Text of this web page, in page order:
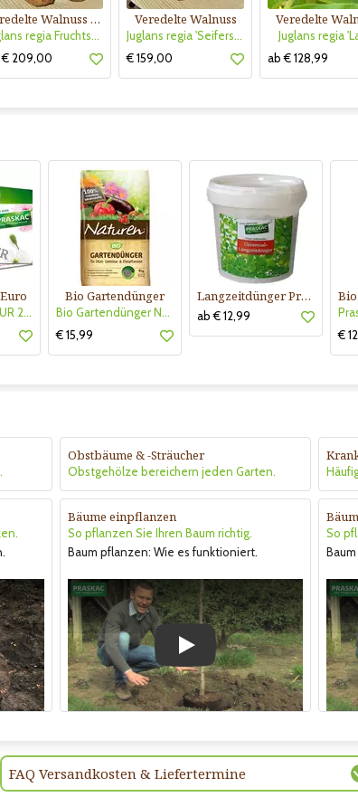
Veredelte Walnuss - großfrüchtig
Juglans regia Fruchtsorte
€ 209,00
Veredelte Walnuss
Juglans regia 'Seifersdorfer Runde'
€ 159,00
Veredelte
Juglans regia
ab € 128,99
Gutscheinkauf EUR 20.-
Bio Gartendünger
Bio Gartendünger Naturen
€ 15,99
Langzeitdünger Praskac
ab € 12,99
€
Obstbäume & -Sträucher
Obstgehölze bereichern jeden Garten.
Bäume einpflanzen
So pflanzen Sie Ihren Baum richtig.
Baum pflanzen: Wie es funktioniert.
Play
So
FAQ Versandkosten & Liefertermine